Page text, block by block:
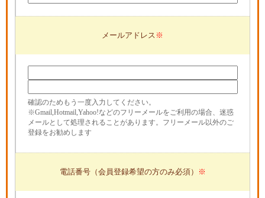
メールアドレス
確認のためもう一度入力してください。
※Gmail,Hotmail,Yahoo!などのフリーメールをご利用の場合、迷惑
メールとして処理されることがあります。フリーメール以外のご
登録をお勧めします
電話番号（会員登録希望の方のみ必須）